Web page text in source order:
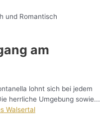
und Romantisch
am
lohnt sich bei jedem
herrliche Umgebung sowie...
Walsertal